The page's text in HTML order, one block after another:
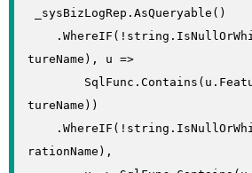
_sysBizLogRep.AsQueryable()
tureName), u =>
tureName))
rationName),